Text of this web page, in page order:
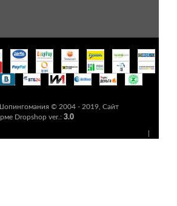
© 2004 - 2019, Сайт
Dropshop ver.: 3.0